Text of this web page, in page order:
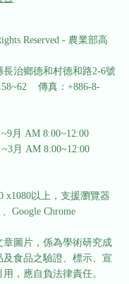
Reserved - 農業部高
長治鄉德和村德和路2-6號
傳真：+886-8-
月 AM 8:00~12:00
~3月 AM 8:00~12:00
x1080以上，支援瀏覽器
Google Chrome
圖片，係為學術研究成
食品之驗證、標示、宣
，應自負法律責任。